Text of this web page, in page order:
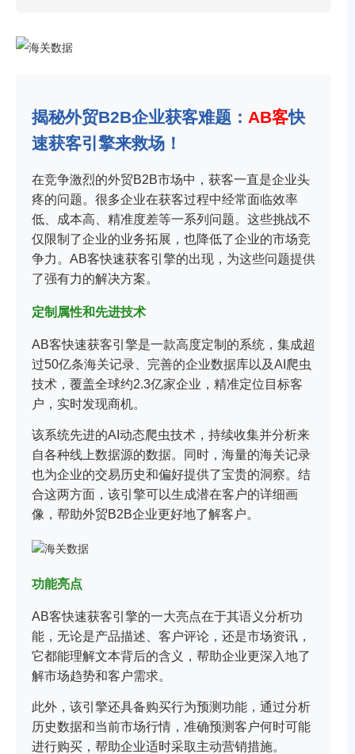
揭秘外贸B2B企业获客难题： AB客快
速获客引擎来救场！
在竞争激烈的外贸B2B市场中，获客一直是企业头
疼的问题。很多企业在获客过程中经常面临效率
低、成本高、精准度差等一系列问题。这些挑战不
仅限制了企业的业务拓展，也降低了企业的市场竞
争力。AB客快速获客引擎的出现，为这些问题提供
了强有力的解决方案。
定制属性和先进技术
AB客快速获客引擎是一款高度定制的系统，集成超
过50亿条海关记录、完善的企业数据库以及AI爬虫
技术，覆盖全球约2.3亿家企业，精准定位目标客
户，实时发现商机。
该系统先进的AI动态爬虫技术，持续收集并分析来
自各种线上数据源的数据。同时，海量的海关记录
也为企业的交易历史和偏好提供了宝贵的洞察。结
合这两方面，该引擎可以生成潜在客户的详细画
像，帮助外贸B2B企业更好地了解客户。
功能亮点
AB客快速获客引擎的一大亮点在于其语义分析功
能，无论是产品描述、客户评论，还是市场资讯，
它都能理解文本背后的含义，帮助企业更深入地了
解市场趋势和客户需求。
此外，该引擎还具备购买行为预测功能，通过分析
历史数据和当前市场行情，准确预测客户何时可能
进行购买，帮助企业适时采取主动营销措施。